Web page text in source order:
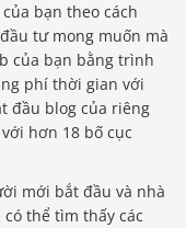
bạn theo cách
tư mong muốn mà
của bạn bằng trình
phí thời gian với
đầu blog của riêng
hơn 18 bố cục
mới bắt đầu và nhà
thể tìm thấy các